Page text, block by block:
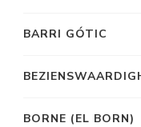
BARRI GÓTIC
BORNE (EL BORN)